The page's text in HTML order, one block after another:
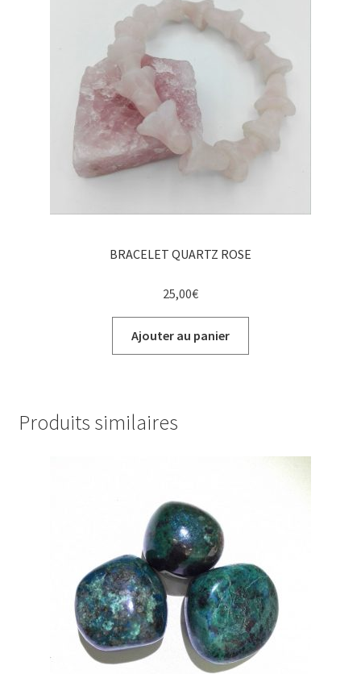
BRACELET QUARTZ ROSE
25,00€
Ajouter au panier
Produits similaires